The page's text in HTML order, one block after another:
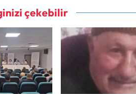
çekebilir